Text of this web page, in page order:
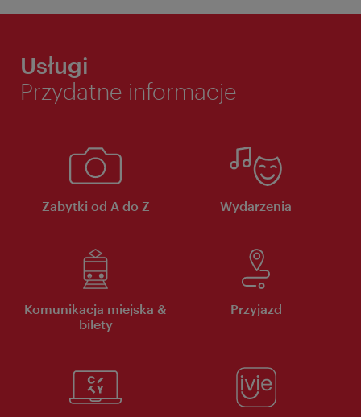
Usługi
Przydatne informacje
Zabytki od A do Z Wydarzenia
Komunikacja miejska &
bilety
Przyjazd